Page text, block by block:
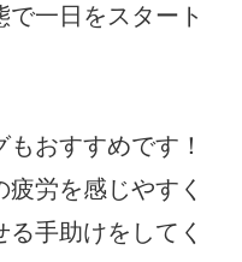
で一日をスタート
おすすめです！
労を感じやすく
手助けをしてく